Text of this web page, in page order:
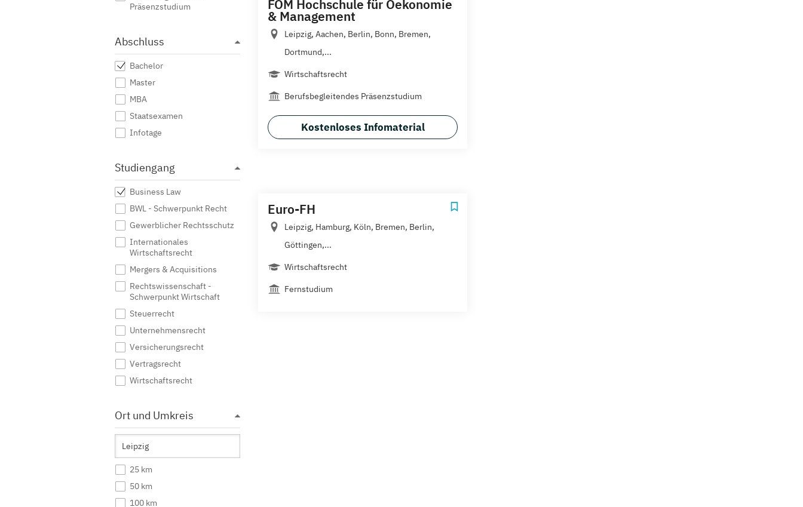
Präsenzstudium
Abschluss
Bachelor
Master
MBA
Staatsexamen
Infotage
Studiengang
Business Law
BWL - Schwerpunkt Recht
Gewerblicher Rechtsschutz
Internationales
Wirtschaftsrecht
Mergers & Acquisitions
Rechtswissenschaft -
Schwerpunkt Wirtschaft
Steuerrecht
Unternehmensrecht
Versicherungsrecht
Vertragsrecht
Wirtschaftsrecht
Ort und Umkreis
25 km
50 km
100 km
FOM Hochschule für Oekonomie
& Management
Leipzig, Aachen, Berlin, Bonn, Bremen,
Dortmund,...
Wirtschaftsrecht
Berufsbegleitendes Präsenzstudium
Kostenloses Infomaterial
Euro-FH
Leipzig, Hamburg, Köln, Bremen, Berlin,
Göttingen,...
Wirtschaftsrecht
Fernstudium